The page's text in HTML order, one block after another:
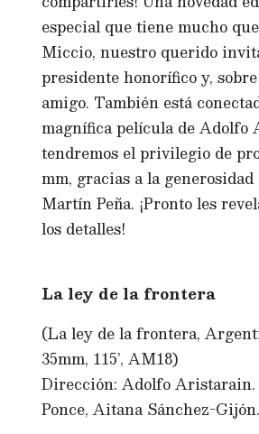
especial que tiene mucho
Miccio, nuestro querido
presidente honorífico y,
amigo. También está
magnífica película de Adolfo
tendremos el privilegio de
mm, gracias a la
Martín Peña. ¡Pronto les
los detalles!
La ley de la frontera
(La ley de la frontera,
35mm, 115’, AM18)
Dirección: Adolfo Aristarain.
Ponce, Aitana Sánchez-Gijón.